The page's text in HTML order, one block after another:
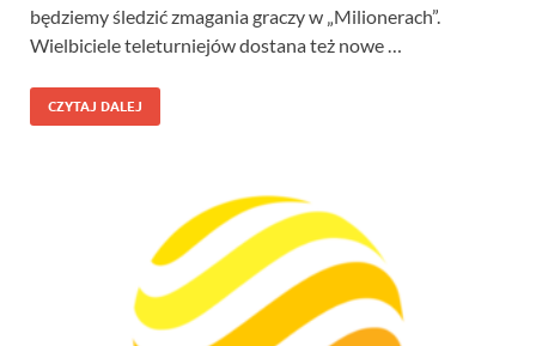
będziemy śledzić zmagania graczy w „Milionerach”.
Wielbiciele teleturniejów dostana też nowe …
CZYTAJ DALEJ